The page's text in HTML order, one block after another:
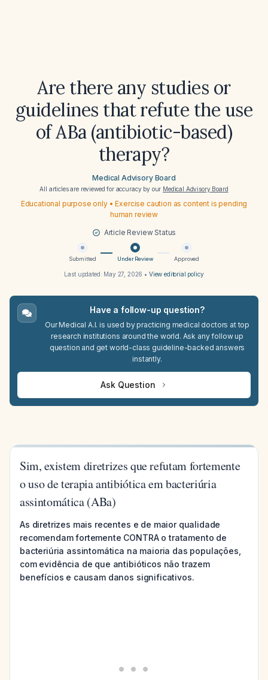
Are there any studies or
guidelines that refute the use
of ABa (antibiotic-based)
therapy?
Medical Advisory Board
All articles are reviewed for accuracy by our Medical Advisory Board
Educational purpose only • Exercise caution as content is pending
human review
Article Review Status
Submitted Under Review Approved
Last updated: May 27, 2026 • View editorial policy
Have a follow-up question?
Our Medical A.I. is used by practicing medical doctors at top
research institutions around the world. Ask any follow up
question and get world-class guideline-backed answers
instantly.
Ask Question
Sim, existem diretrizes que refutam fortemente
o uso de terapia antibiótica em bacteriúria
assintomática (ABa)
As diretrizes mais recentes e de maior qualidade
recomendam fortemente CONTRA o tratamento de
bacteriúria assintomática na maioria das populações,
com evidência de que antibióticos não trazem
benefícios e causam danos significativos.